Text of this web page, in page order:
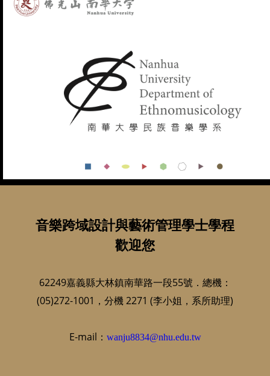
音樂跨域設計與藝術管理學士學程
歡迎您
62249嘉義縣大林鎮南華路一段55號．總機：
(05)272-1001，分機 2271 (李小姐，系所助理)
E-mail： wanju8834@nhu.edu.tw